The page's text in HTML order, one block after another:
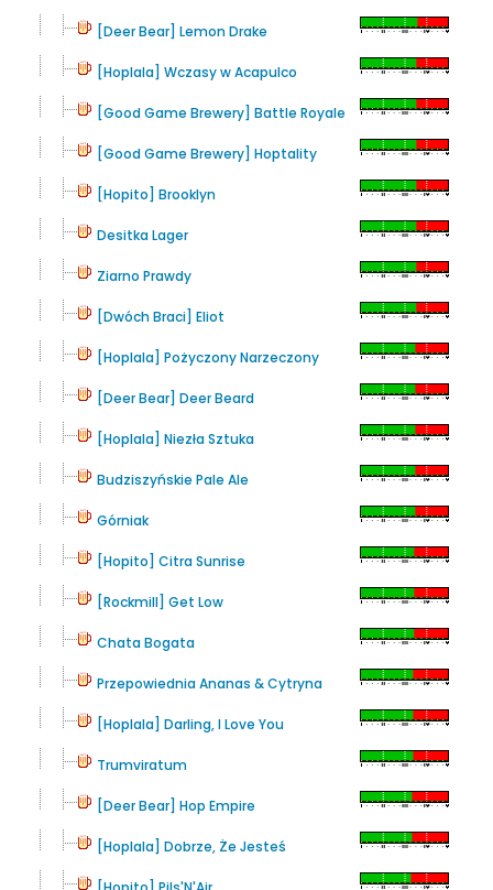
[Deer Bear] Lemon Drake
[Hoplala] Wczasy w Acapulco
[Good Game Brewery] Battle Royale
[Good Game Brewery] Hoptality
[Hopito] Brooklyn
Desitka Lager
Ziarno Prawdy
[Dwóch Braci] Eliot
[Hoplala] Pożyczony Narzeczony
[Deer Bear] Deer Beard
[Hoplala] Niezła Sztuka
Budziszyńskie Pale Ale
Górniak
[Hopito] Citra Sunrise
[Rockmill] Get Low
Chata Bogata
Przepowiednia Ananas & Cytryna
[Hoplala] Darling, I Love You
Trumviratum
[Deer Bear] Hop Empire
[Hoplala] Dobrze, Że Jesteś